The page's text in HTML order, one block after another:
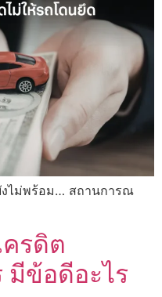
งไม่พร้อม… สถานการณ
รดิต
มีข้อดีอะไร